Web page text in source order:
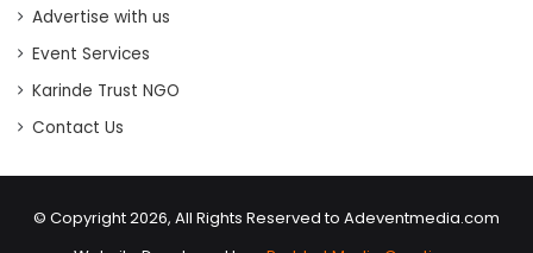
Advertise with us
Event Services
Karinde Trust NGO
Contact Us
© Copyright 2026, All Rights Reserved to Adeventmedia.com